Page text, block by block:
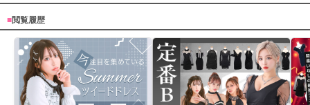
■閲覧履歴